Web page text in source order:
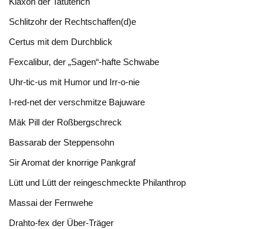
Schlitzohr der Rechtschaffen(d)e
Certus mit dem Durchblick
Fexcalibur, der „Sagen“-hafte Schwabe
Uhr-tic-us mit Humor und Irr-o-nie
I-red-net der verschmitze Bajuware
Mäk Pill der Roßbergschreck
Bassarab der Steppensohn
Sir Aromat der knorrige Pankgraf
Lütt und Lütt der reingeschmeckte Philanthrop
Massai der Fernwehe
Drahto-fex der Über-Träger